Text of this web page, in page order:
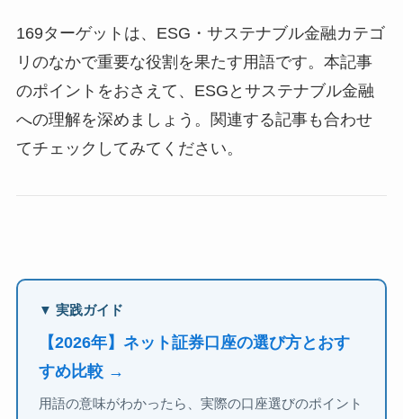
169ターゲットは、ESG・サステナブル金融カテゴ
リのなかで重要な役割を果たす用語です。本記事
のポイントをおさえて、ESGとサステナブル金融
への理解を深めましょう。関連する記事も合わせ
てチェックしてみてください。
▼ 実践ガイド
【2026年】ネット証券口座の選び方とおす
すめ比較 →
用語の意味がわかったら、実際の口座選びのポイント